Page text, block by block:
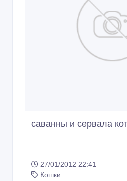
саванны и сервала
27/01/2012 22:41
Кошки